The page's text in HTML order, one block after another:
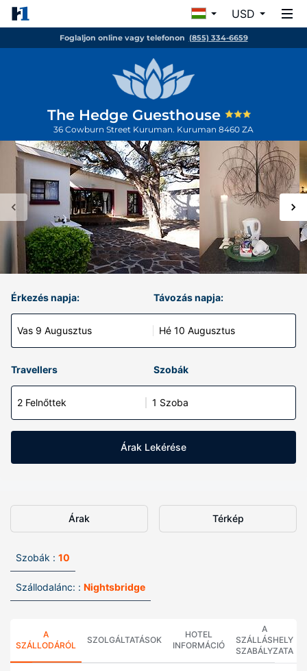
USD
Foglaljon online vagy telefonon (855) 334-6659
The Hedge Guesthouse
36 Cowburn Street Kuruman. Kuruman 8460 ZA
Érkezés napja:
Vas 9 Augusztus
Távozás napja:
Hé 10 Augusztus
Travellers Szobák
2 Felnőttek 1 Szoba
Árak Lekérése
Árak Térkép
Szobák : 10
Szállodalánc: : Nightsbridge
A
SZÁLLODÁRÓL
SZOLGÁLTATÁSOK
HOTEL
INFORMÁCIÓ
A
SZÁLLÁSHELY
SZABÁLYZATA